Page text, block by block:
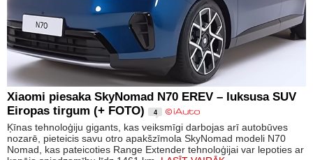
Xiaomi piesaka SkyNomad N70 EREV – luksusa SUV
Eiropas tirgum (+ FOTO)
4
Ķīnas tehnoloģiju gigants, kas veiksmīgi darbojas arī autobūves
nozarē, pieteicis savu otro apakšzīmola SkyNomad modeli N70
Nomad, kas pateicoties Range Extender tehnoloģijai var lepoties ar